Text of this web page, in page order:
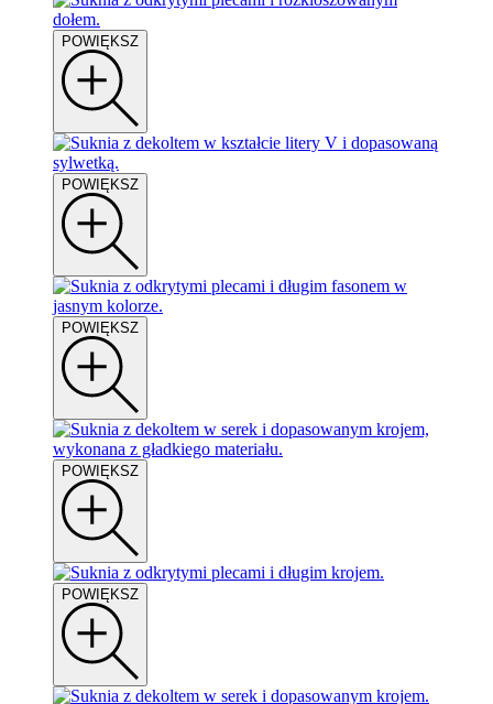
POWIĘKSZ
POWIĘKSZ
POWIĘKSZ
POWIĘKSZ
POWIĘKSZ